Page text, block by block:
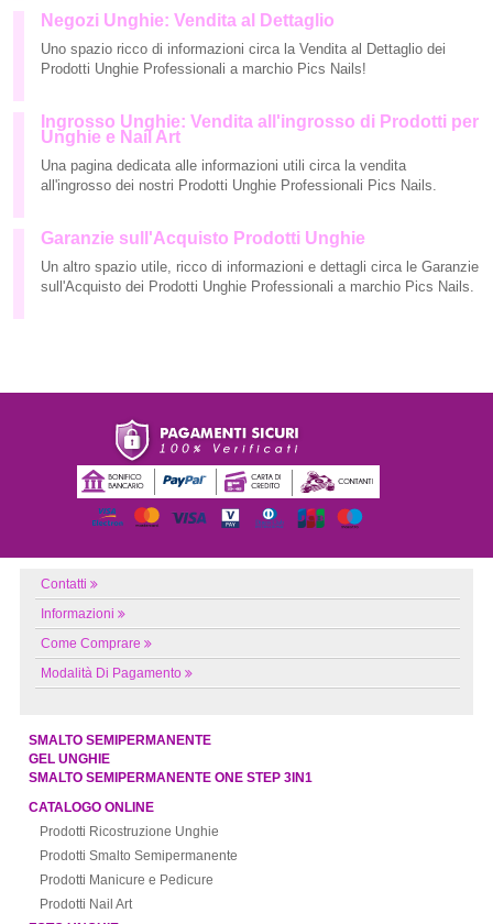
Negozi Unghie: Vendita al Dettaglio
Uno spazio ricco di informazioni circa la Vendita al Dettaglio dei
Prodotti Unghie Professionali a marchio Pics Nails!
Ingrosso Unghie: Vendita all'ingrosso di Prodotti per
Unghie e Nail Art
Una pagina dedicata alle informazioni utili circa la vendita
all'ingrosso dei nostri Prodotti Unghie Professionali Pics Nails.
Garanzie sull'Acquisto Prodotti Unghie
Un altro spazio utile, ricco di informazioni e dettagli circa le Garanzie
sull'Acquisto dei Prodotti Unghie Professionali a marchio Pics Nails.
Contatti
Informazioni
Come Comprare
Modalità Di Pagamento
SMALTO SEMIPERMANENTE
GEL UNGHIE
SMALTO SEMIPERMANENTE ONE STEP 3IN1
CATALOGO ONLINE
Prodotti Ricostruzione Unghie
Prodotti Smalto Semipermanente
Prodotti Manicure e Pedicure
Prodotti Nail Art